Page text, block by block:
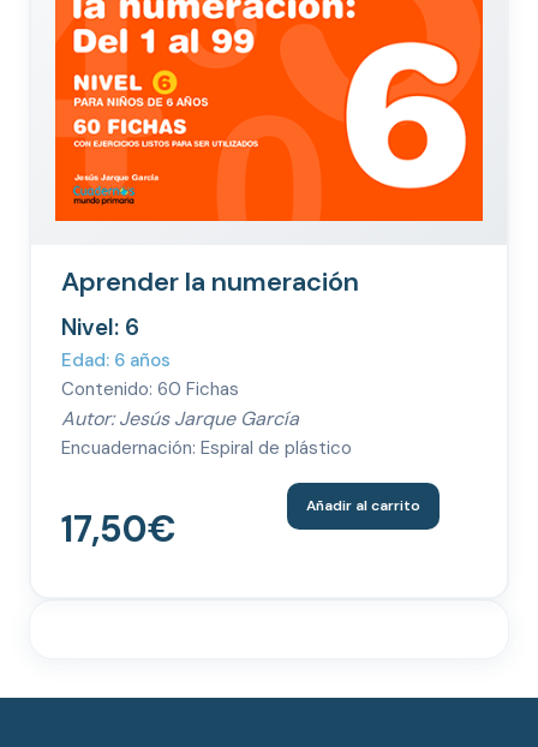
Aprender la numeración
Nivel: 6
Edad: 6 años
Contenido: 60 Fichas
Autor: Jesús Jarque García
Encuadernación: Espiral de plástico
17,50€
Añadir al carrito